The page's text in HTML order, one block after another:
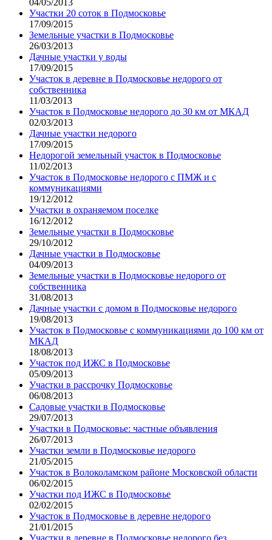
04/05/2013
Участки 20 соток в Подмосковье
17/09/2015
Земельные участки в Подмосковье
26/03/2013
Дачные участки у воды
17/09/2015
Участок в деревне в Подмосковье недорого от
собственника
11/03/2013
Участок в Подмосковье недорого до 30 км от МКАД
02/03/2013
Дачные участки недорого
17/09/2015
Недорогой земельный участок в Подмосковье
11/02/2013
Участок в Подмосковье недорого с ПМЖ и с
коммуникациями
19/12/2012
Участки в охраняемом поселке
16/12/2012
Земельные участки в Подмосковье
29/10/2012
Дачные участки в Подмосковье
04/09/2013
Земельные участки в Подмосковье недорого от
собственника
31/08/2013
Дачные участки с домом в Подмосковье недорого
19/08/2013
Участок в Подмосковье с коммуникациями до 100 км от
МКАД
18/08/2013
Участок под ИЖС в Подмосковье
05/09/2013
Участки в рассрочку Подмосковье
06/08/2013
Садовые участки в Подмосковье
29/07/2013
Участки в Подмосковье: частные объявления
26/07/2013
Участки земли в Подмосковье недорого
21/05/2015
Участок в Волоколамском районе Московской области
06/02/2015
Участки под ИЖС в Подмосковье
02/02/2015
Участок в Подмосковье в деревне недорого
21/01/2015